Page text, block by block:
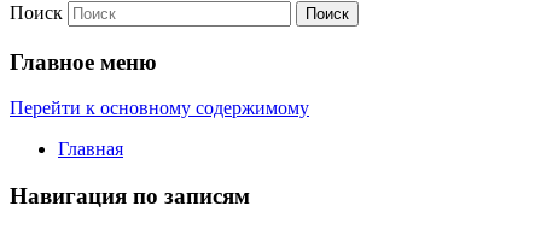
Поиск
Главное меню
Перейти к основному содержимому
Главная
Навигация по записям